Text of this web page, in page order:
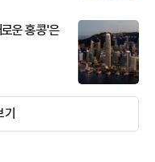
운 홍콩'은